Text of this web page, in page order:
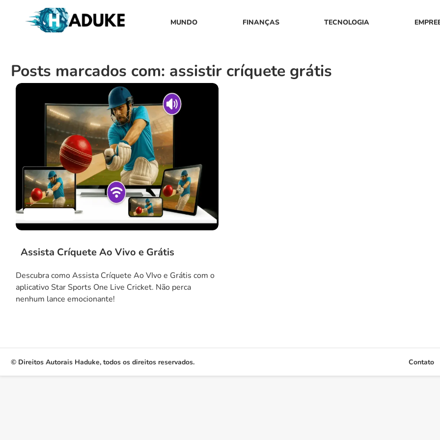
MUNDO FINANÇAS TECNOLOGIA
Posts marcados com: assistir críquete grátis
Assista Críquete Ao Vivo e Grátis
Descubra como Assista Críquete Ao VIvo e Grátis com o
aplicativo Star Sports One Live Cricket. Não perca
nenhum lance emocionante!
© Direitos Autorais Haduke, todos os direitos reservados. Contato